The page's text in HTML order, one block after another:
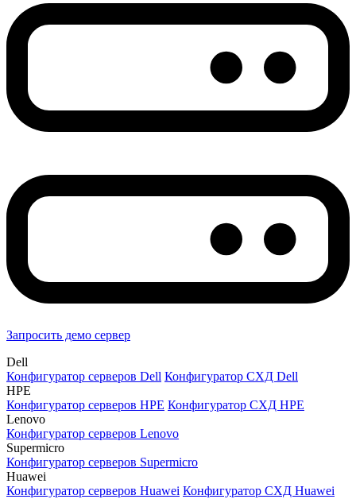
Запросить демо сервер
Dell
Конфигуратор серверов Dell Конфигуратор СХД Dell
HPE
Конфигуратор серверов HPE Конфигуратор СХД HPE
Lenovo
Конфигуратор серверов Lenovo
Supermicro
Конфигуратор серверов Supermicro
Huawei
Конфигуратор серверов Huawei Конфигуратор СХД Huawei